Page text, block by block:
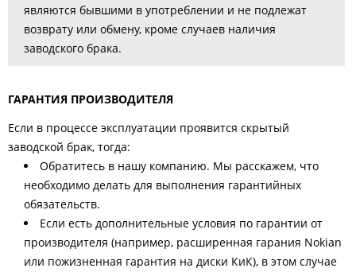
являются бывшими в употреблении и не подлежат
возврату или обмену, кроме случаев наличия
заводского брака.
ГАРАНТИЯ ПРОИЗВОДИТЕЛЯ
Если в процессе эксплуатации проявится скрытый
заводской брак, тогда:
Обратитесь в нашу компанию. Мы расскажем, что
необходимо делать для выполнения гарантийных
обязательств.
Если есть дополнительные условия по гарантии от
производителя (например, расширенная гарания Nokian
или пожизненная гарантия на диски КиК), в этом случае